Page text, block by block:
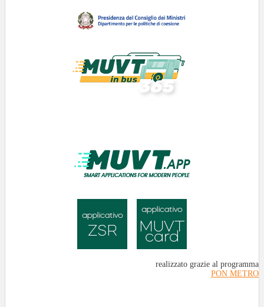
realizzato grazie al programma
PON METRO